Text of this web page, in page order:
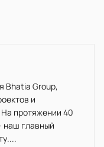
Bhatia Group,
и
протяжении 40
наш главный